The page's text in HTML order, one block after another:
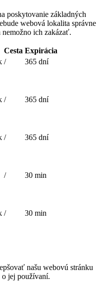
poskytovanie základných
webová lokalita správne
ich zakázať.
Cesta Expirácia
/ 365 dní
/ 365 dní
/ 365 dní
/ 30 min
/ 30 min
našu webovú stránku
o jej používaní.